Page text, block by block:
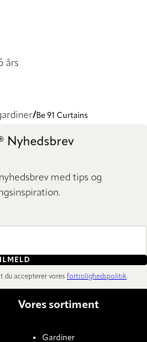
års
Be 91 Curtains
Nyhedsbrev
med tips og
du accepterer vores fortrolighedspolitik.
Vores sortiment
Gardiner